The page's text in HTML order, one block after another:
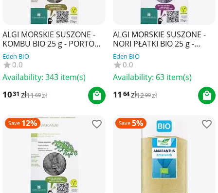
ALGI MORSKIE SUSZONE -
KOMBU BIO 25 g - PORTO
MUINOS
Eden BIO
0.0
Availability: 343 item(s)
1031 zł1169zł
ALGI MORSKIE SUSZONE -
NORI PŁATKI BIO 25 g -
PORTO MUINOS
Eden BIO
0.0
Availability: 63 item(s)
11 64zł1299zł
Save 12% Save 5%